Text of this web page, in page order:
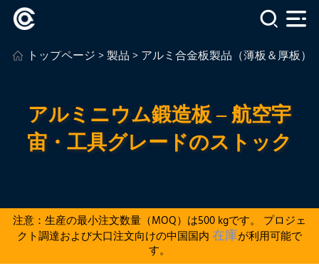
トップページ>製品>アルミ合金板製品（薄板＆厚板）
アルミニウム鍛造板 – 航空宇
宙・工具グレードのストック
注意：生産の最小注文数量（MOQ）は500 kgです。 プロジェ
クト調達および大口注文向けの中国国内 在庫が利用可能で
す。